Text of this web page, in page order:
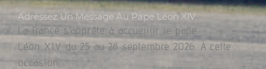
Adressez Un Message Au Pape Léon XIV
La France s’apprête à accueillir le pape
Léon XIV du 25 au 28 septembre 2026. À cette
occasion,